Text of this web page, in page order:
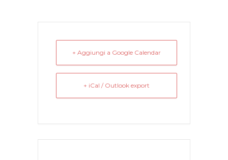
+ Aggiungi a Google Calendar
+ iCal / Outlook export